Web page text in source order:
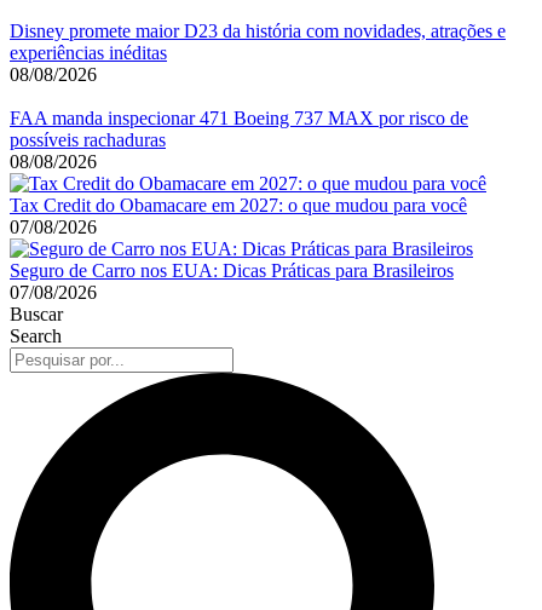
Disney promete maior D23 da história com novidades, atrações e
experiências inéditas
08/08/2026
FAA manda inspecionar 471 Boeing 737 MAX por risco de
possíveis rachaduras
08/08/2026
Tax Credit do Obamacare em 2027: o que mudou para você
07/08/2026
Seguro de Carro nos EUA: Dicas Práticas para Brasileiros
07/08/2026
Buscar
Search